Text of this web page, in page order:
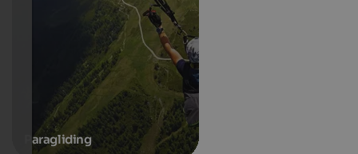
Paragliding